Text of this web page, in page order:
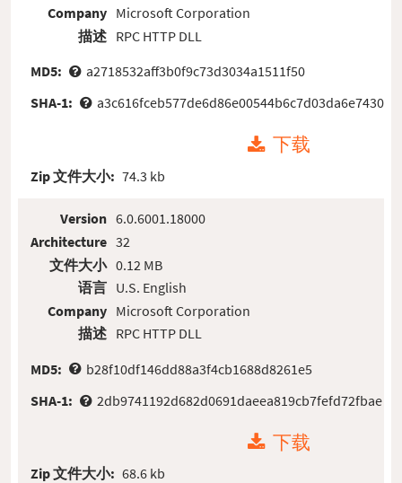
Company
描述
Microsoft Corporation
RPC HTTP DLL
MD5:
a2718532aff3b0f9c73d3034a1511f50
SHA-1:
a3c616fceb577de6d86e00544b6c7d03da6e7430
下载
Zip 文件大小: 74.3 kb
Version
Architecture
文件大小
语言
Company
描述
6.0.6001.18000
32
0.12 MB
U.S. English
Microsoft Corporation
RPC HTTP DLL
MD5:
b28f10df146dd88a3f4cb1688d8261e5
SHA-1:
2db9741192d682d0691daeea819cb7fefd72fbae
下载
Zip 文件大小: 68.6 kb